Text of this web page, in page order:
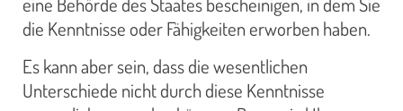
die Kenntnisse oder Fähigkeiten erworben haben.
Es kann aber sein, dass die wesentlichen
Unterschiede nicht durch diese Kenntnisse